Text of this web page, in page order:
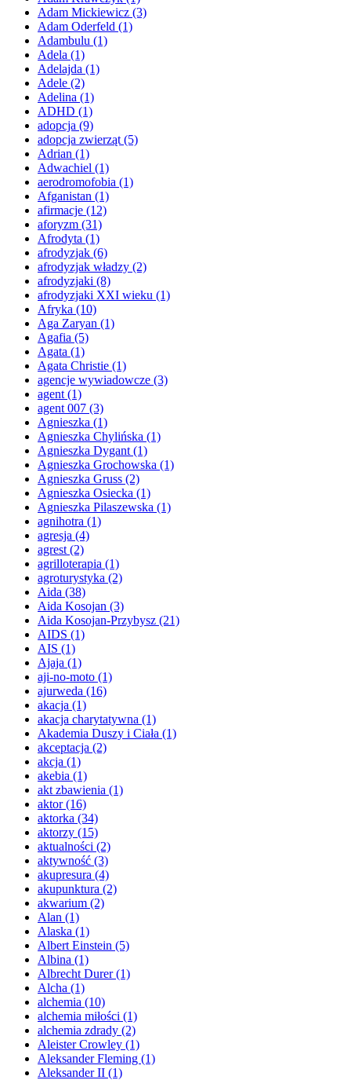
Adam Mickiewicz (3)
Adam Oderfeld (1)
Adambulu (1)
Adela (1)
Adelajda (1)
Adele (2)
Adelina (1)
ADHD (1)
adopcja (9)
adopcja zwierząt (5)
Adrian (1)
Adwachiel (1)
aerodromofobia (1)
Afganistan (1)
afirmacje (12)
aforyzm (31)
Afrodyta (1)
afrodyzjak (6)
afrodyzjak władzy (2)
afrodyzjaki (8)
afrodyzjaki XXI wieku (1)
Afryka (10)
Aga Zaryan (1)
Agafia (5)
Agata (1)
Agata Christie (1)
agencje wywiadowcze (3)
agent (1)
agent 007 (3)
Agnieszka (1)
Agnieszka Chylińska (1)
Agnieszka Dygant (1)
Agnieszka Grochowska (1)
Agnieszka Gruss (2)
Agnieszka Osiecka (1)
Agnieszka Pilaszewska (1)
agnihotra (1)
agresja (4)
agrest (2)
agrilloterapia (1)
agroturystyka (2)
Aida (38)
Aida Kosojan (3)
Aida Kosojan-Przybysz (21)
AIDS (1)
AIS (1)
Ajaja (1)
aji-no-moto (1)
ajurweda (16)
akacja (1)
akacja charytatywna (1)
Akademia Duszy i Ciała (1)
akceptacja (2)
akcja (1)
akebia (1)
akt zbawienia (1)
aktor(16)
aktorka (34)
aktorzy (15)
aktualności (2)
aktywność (3)
akupresura (4)
akupunktura (2)
akwarium (2)
Alan (1)
Alaska (1)
Albert Einstein (5)
Albina (1)
Albrecht Durer(1)
Alcha (1)
alchemia (10)
alchemia miłości (1)
alchemia zdrady (2)
Aleister Crowley (1)
Aleksander Fleming (1)
Aleksander II (1)